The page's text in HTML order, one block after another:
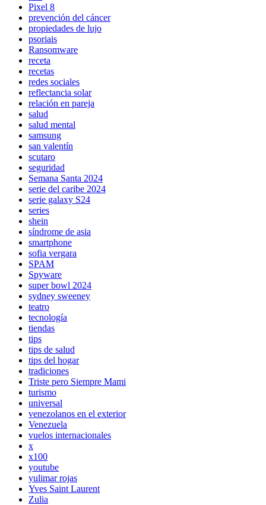
Pixel 8
prevención del cáncer
propiedades de lujo
psoriais
Ransomware
receta
recetas
redes sociales
reflectancia solar
relación en pareja
salud
salud mental
samsung
san valentín
scutaro
seguridad
Semana Santa 2024
serie del caribe 2024
serie galaxy S24
series
shein
síndrome de asia
smartphone
sofia vergara
SPAM
Spyware
super bowl 2024
sydney sweeney
teatro
tecnología
tiendas
tips
tips de salud
tips del hogar
tradiciones
Triste pero Siempre Mami
turismo
universal
venezolanos en el exterior
Venezuela
vuelos internacionales
x
x100
youtube
yulimar rojas
Yves Saint Laurent
Zulia